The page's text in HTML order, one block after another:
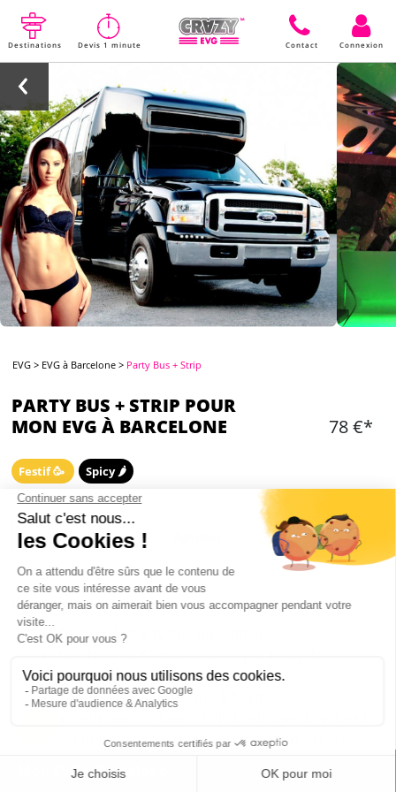
Destinations Devis 1 minute Contact Connexion
EVG > EVG à Barcelone > Party Bus + Strip
PARTY BUS + STRIP POUR
MON EVG À BARCELONE
78 €*
Festif 🥳 Spicy 🌶️
CONTENU
1h dans le Party Bus (privatisé)
stripteaseuse
Conducteur et musique à bord
Selon la loi, le Party Bus n'est pas autorisé à
heures. Le Party Bus empruntera un itinéraire
Mon EVG à Barcelone